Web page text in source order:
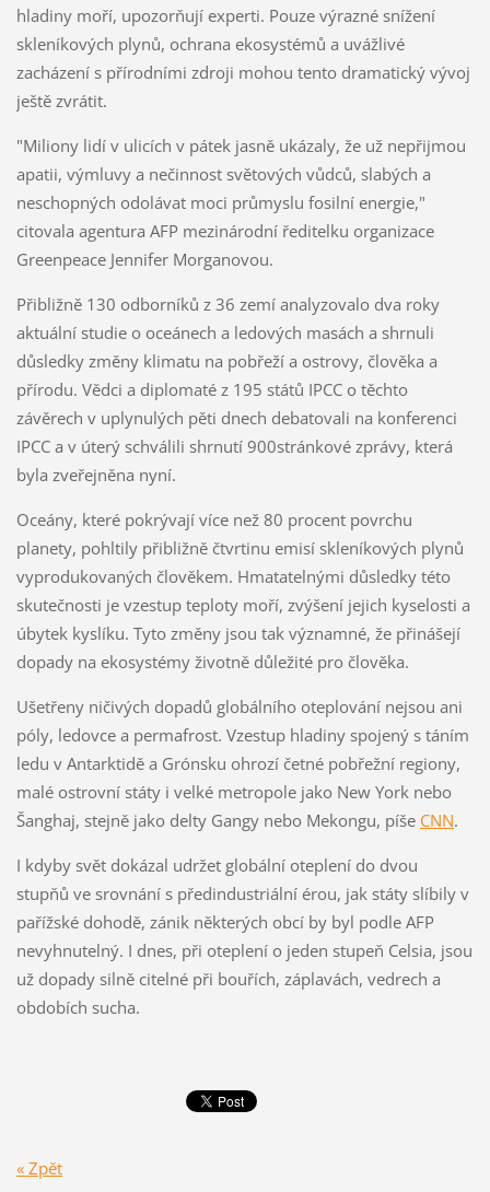
hladiny moří, upozorňují experti. Pouze výrazné snížení
skleníkových plynů, ochrana ekosystémů a uvážlivé
zacházení s přírodními zdroji mohou tento dramatický vývoj
ještě zvrátit.
"Miliony lidí v ulicích v pátek jasně ukázaly, že už nepřijmou
apatii, výmluvy a nečinnost světových vůdců, slabých a
neschopných odolávat moci průmyslu fosilní energie,"
citovala agentura AFP mezinárodní ředitelku organizace
Greenpeace Jennifer Morganovou.
Přibližně 130 odborníků z 36 zemí analyzovalo dva roky
aktuální studie o oceánech a ledových masách a shrnuli
důsledky změny klimatu na pobřeží a ostrovy, člověka a
přírodu. Vědci a diplomaté z 195 států IPCC o těchto
závěrech v uplynulých pěti dnech debatovali na konferenci
IPCC a v úterý schválili shrnutí 900stránkové zprávy, která
byla zveřejněna nyní.
Oceány, které pokrývají více než 80 procent povrchu
planety, pohltily přibližně čtvrtinu emisí skleníkových plynů
vyprodukovaných člověkem. Hmatatelnými důsledky této
skutečnosti je vzestup teploty moří, zvýšení jejich kyselosti a
úbytek kyslíku. Tyto změny jsou tak významné, že přinášejí
dopady na ekosystémy životně důležité pro člověka.
Ušetřeny ničivých dopadů globálního oteplování nejsou ani
póly, ledovce a permafrost. Vzestup hladiny spojený s táním
ledu v Antarktidě a Grónsku ohrozí četné pobřežní regiony,
malé ostrovní státy i velké metropole jako New York nebo
Šanghaj, stejně jako delty Gangy nebo Mekongu, píše CNN.
I kdyby svět dokázal udržet globální oteplení do dvou
stupňů ve srovnání s předindustriální érou, jak státy slíbily v
pařížské dohodě, zánik některých obcí by byl podle AFP
nevyhnutelný. I dnes, při oteplení o jeden stupeň Celsia, jsou
už dopady silně citelné při bouřích, záplavách, vedrech a
obdobích sucha.
« Zpět